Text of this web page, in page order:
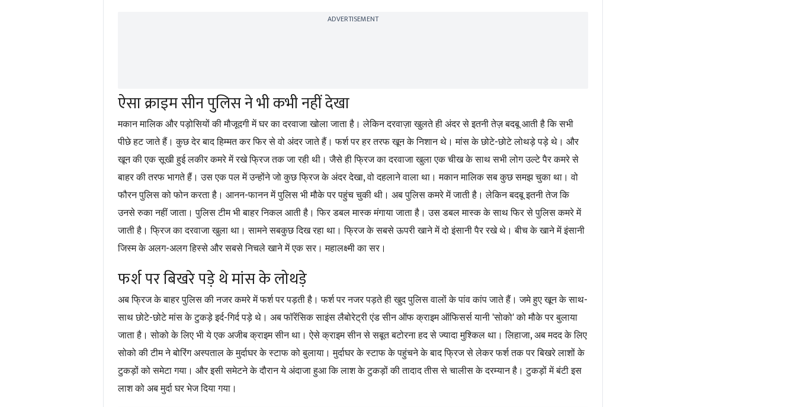
ADVERTISEMENT
ऐसा क्राइम सीन पुलिस ने भी कभी नहीं देखा
मकान मालिक और पड़ोसियों की मौजूदगी में घर का दरवाजा खोला जाता है। लेकिन दरवाज़ा खुलते ही अंदर से इतनी तेज़ बदबू आती है कि सभी
पीछे हट जाते हैं। कुछ देर बाद हिम्मत कर फिर से वो अंदर जाते हैं। फर्श पर हर तरफ खून के निशान थे। मांस के छोटे-छोटे लोथड़े पड़े थे। और
खून की एक सूखी हुई लकीर कमरे में रखे फ्रिज तक जा रही थी। जैसे ही फ्रिज का दरवाजा खुला एक चीख के साथ सभी लोग उल्टे पैर कमरे से
बाहर की तरफ भागते हैं। उस एक पल में उन्होंने जो कुछ फ्रिज के अंदर देखा,वो दहलाने वाला था। मकान मालिक सब कुछ समझ चुका था। वो
फौरन पुलिस को फोन करता है। आनन-फानन में पुलिस भी मौके पर पहुंच चुकी थी। अब पुलिस कमरे में जाती है। लेकिन बदबू इतनी तेज कि
उनसे रुका नहीं जाता। पुलिस टीम भी बाहर निकल आती है। फिर डबल मास्क मंगाया जाता है। उस डबल मास्क के साथ फिर से पुलिस कमरे में
जाती है। फ्रिज का दरवाजा खुला था। सामने सबकुछ दिख रहा था। फ्रिज के सबसे ऊपरी खाने में दो इंसानी पैर रखे थे। बीच के खाने में इंसानी
जिस्म के अलग-अलग हिस्से और सबसे निचले खाने में एक सर। महालक्ष्मी का सर।
फर्श पर बिखरे पड़े थे मांस के लोथड़े
अब फ्रिज के बाहर पुलिस की नजर कमरे में फर्श पर पड़ती है। फर्श पर नजर पड़ते ही खुद पुलिस वालों के पांव कांप जाते हैं। जमे हुए खून के साथ-
साथ छोटे-छोटे मांस के टुकड़े इर्द-गिर्द पड़े थे। अब फॉरेंसिक साइंस लैबोरेट्री एंड सीन ऑफ क्राइम ऑफिसर्स यानी 'सोको'को मौके पर बुलाया
जाता है। सोको के लिए भी ये एक अजीब क्राइम सीन था। ऐसे क्राइम सीन से सबूत बटोरना हद से ज्यादा मुश्किल था। लिहाजा,अब मदद के लिए
सोको की टीम ने बोरिंग अस्पताल के मुर्दाघर के स्टाफ को बुलाया। मुर्दाघर के स्टाफ के पहुंचने के बाद फ्रिज से लेकर फर्श तक पर बिखरे लाशों के
टुकड़ों को समेटा गया। और इसी समेटने के दौरान ये अंदाजा हुआ कि लाश के टुकड़ों की तादाद तीस से चालीस के दरम्यान है। टुकड़ों में बंटी इस
लाश को अब मुर्दा घर भेज दिया गया।